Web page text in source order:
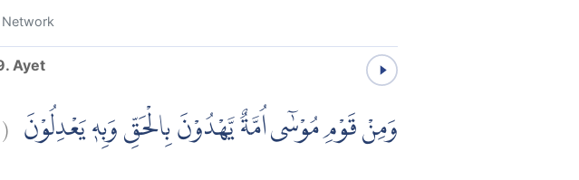
Ayet
وَمِنْ قَوْمِ مُوْسٰٓى اُمَّةٌ يَّهْدُوْنَ بِالْحَقِّ وَبِهٖ يَعْدِلُوْنَ (